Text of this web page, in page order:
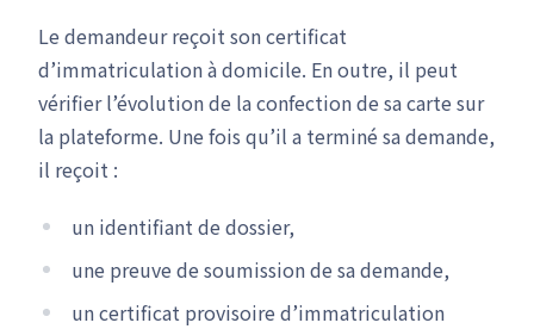
Le demandeur reçoit son certificat
d’immatriculation à domicile. En outre, il peut
vérifier l’évolution de la confection de sa carte sur
la plateforme. Une fois qu’il a terminé sa demande,
il reçoit :
un identifiant de dossier,
une preuve de soumission de sa demande,
un certificat provisoire d’immatriculation